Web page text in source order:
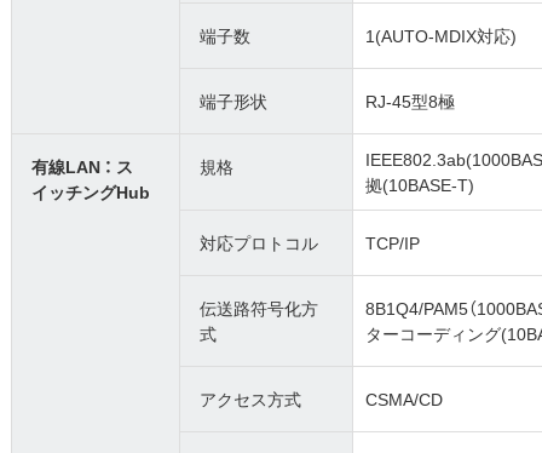
端子数 1(AUTO-MDIX対応)
端子形状 RJ-45型8極
有線LAN ： ス
イッチングHub
規格
拠(10BASE-T)
対応プロトコル TCP/IP
伝送路符号化方
式
8B1Q4/PAM5（
ターコーディング
アクセス方式 CSMA/CD